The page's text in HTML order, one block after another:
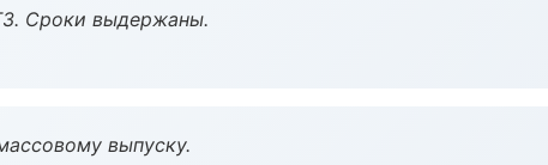
Сроки выдержаны.
выпуску.